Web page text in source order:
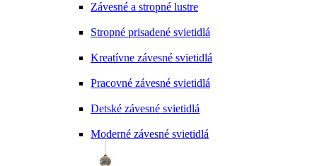
Závesné a stropné lustre
Stropné prisadené svietidlá
Kreatívne závesné svietidlá
Pracovné závesné svietidlá
Detské závesné svietidlá
Moderné závesné svietidlá